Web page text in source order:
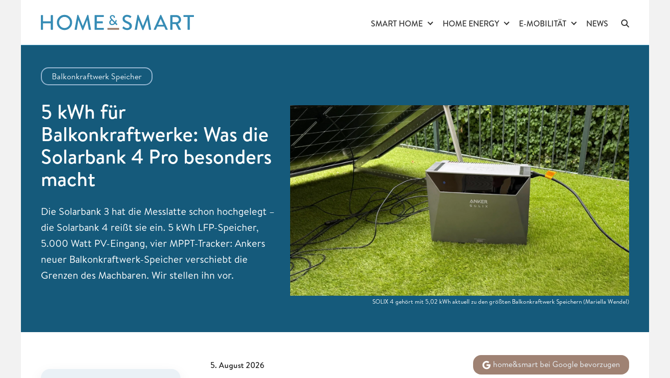
content
SMART HOME HOME ENERGY E-MOBILITÄT NEWS
Balkonkraftwerk Speicher
5 kWh für
Balkonkraftwerke: Was die
Solarbank 4 Pro besonders
macht
Die Solarbank 3 hat die Messlatte schon hochgelegt –
die Solarbank 4 reißt sie ein. 5 kWh LFP-Speicher,
5.000 Watt PV-Eingang, vier MPPT-Tracker: Ankers
neuer Balkonkraftwerk-Speicher verschiebt die
Grenzen des Machbaren. Wir stellen ihn vor.
SOLIX 4 gehört mit 5,02 kWh aktuell zu den größten Balkonkraftwerk Speichern(Mariella Wendel)
5. August 2026 home&smart bei Google bevorzugen